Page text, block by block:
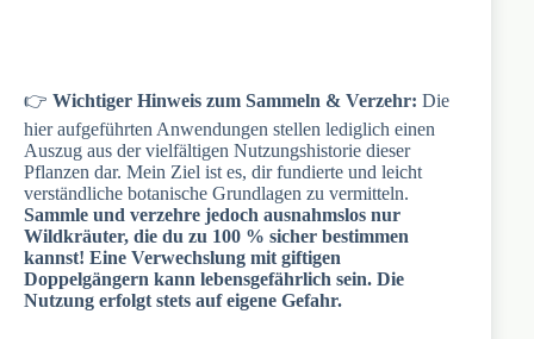
👉 Wichtiger Hinweis zum Sammeln & Verzehr: Die
hier aufgeführten Anwendungen stellen lediglich einen
Auszug aus der vielfältigen Nutzungshistorie dieser
Pflanzen dar. Mein Ziel ist es, dir fundierte und leicht
verständliche botanische Grundlagen zu vermitteln.
Sammle und verzehre jedoch ausnahmslos nur
Wildkräuter, die du zu 100 % sicher bestimmen
kannst! Eine Verwechslung mit giftigen
Doppelgängern kann lebensgefährlich sein. Die
Nutzung erfolgt stets auf eigene Gefahr.